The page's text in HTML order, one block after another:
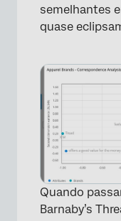
semelhantes
quase
Quando
Barnaby’s